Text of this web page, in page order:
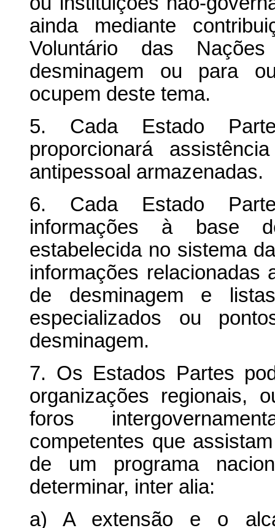
ainda mediante
Voluntário das
desminagem ou para
ocupem deste tema.
5. Cada Estado
proporcionará
antipessoal armazenadas.
6. Cada Estado
informações à base
estabelecida no sistema
informações relacionadas
de desminagem e
especializados ou
desminagem.
7. Os Estados Partes
organizações regionais,
foros
competentes que
de um programa
determinar, inter alia:
a) A extensão e o